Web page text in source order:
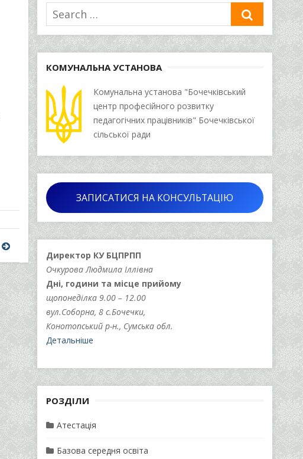
Search
for:
КОМУНАЛЬНА УСТАНОВА
Комунальна установа "Бочечківський
центр професійного розвитку
педагогічних працівників" Бочечківської
сільської ради
ЗАПИСАТИСЯ НА КОНСУЛЬТАЦІЮ
Директор КУ БЦПРПП
Очкурова Людмила Іллівна
Дні, години та місце прийому
щопонеділка 9.00 – 12.00
вул.Соборна, 8 с.Бочечки,
Конотопський р-н., Сумська обл.
Детальніше
РОЗДІЛИ
Атестація
Базова середня освіта